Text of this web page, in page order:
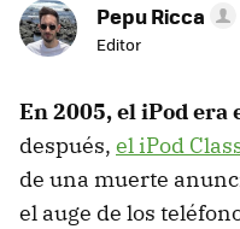
Pepu Ricca
Editor
En 2005, el iPod era
después, el iPod
de una muerte
el auge de los